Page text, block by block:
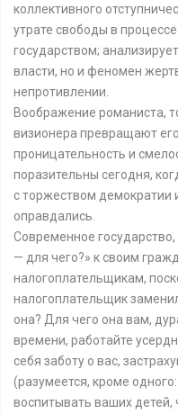
коллективного
утрате свободы в
государством;
власти, но и феномен
непротивлении.
Воображение романиста,
визионера превращают
проницательность и
поразительны сегодня,
с торжеством демократии
оправдались.
Современное
— для чего?» к своим
налогоплательщикам,
налогоплательщик
она? Для чего она вам,
времени, работайте
себя заботу о вас,
(разумеется, кроме
воспитывать ваших